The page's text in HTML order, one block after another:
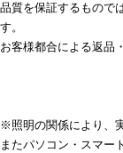
品質を保証するもので
す。
お客様都合による返品
※照明の関係により、
またパソコン・スマー